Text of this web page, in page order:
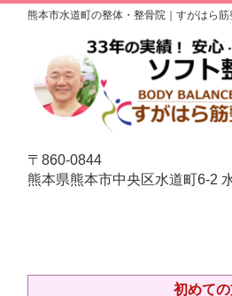
熊本市水道町の整体・整骨院｜すがはら筋
〒860-0844
熊本県熊本市中央区水道町6-2
初めて